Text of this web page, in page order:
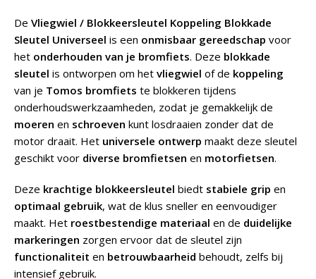
De Vliegwiel / Blokkeersleutel Koppeling Blokkade
Sleutel Universeel is een onmisbaar gereedschap voor
het onderhouden van je bromfiets. Deze blokkade
sleutel is ontworpen om het vliegwiel of de koppeling
van je Tomos bromfiets te blokkeren tijdens
onderhoudswerkzaamheden, zodat je gemakkelijk de
moeren en schroeven kunt losdraaien zonder dat de
motor draait. Het universele ontwerp maakt deze sleutel
geschikt voor diverse bromfietsen en motorfietsen.
Deze krachtige blokkeersleutel biedt stabiele grip en
optimaal gebruik, wat de klus sneller en eenvoudiger
maakt. Het roestbestendige materiaal en de duidelijke
markeringen zorgen ervoor dat de sleutel zijn
functionaliteit en betrouwbaarheid behoudt, zelfs bij
intensief gebruik.